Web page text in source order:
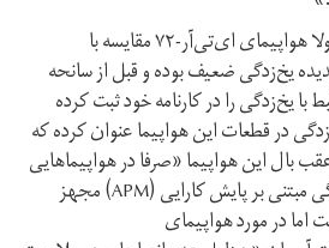
این گزارش با بیان اینکه اصولا هواپیمای ای‌تی‌آر-۷۲ مقایسه با
یخ‌زدگی ضعیف بوده و قبل از سانحه
با یخ‌زدگی را در کارنامه خود ثبت کرده
در قطعات این هواپیما عنوان کرده که
بال این هواپیما «صرفا در هواپیماهایی
که به سامانه تشخیص یخ‌زدگی مبتنی بر پایش کارایی (APM) مجهز
در مورد هواپیمای